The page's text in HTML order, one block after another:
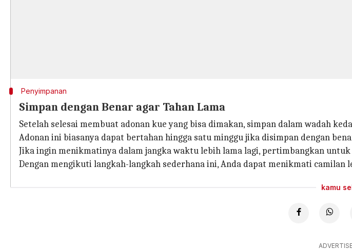
Penyimpanan
Simpan dengan Benar agar Tahan Lama
Setelah selesai membuat adonan kue yang bisa dimakan, simpan dalam wadah
Adonan ini biasanya dapat bertahan hingga satu minggu jika disimpan dengan
Jika ingin menikmatinya dalam jangka waktu lebih lama lagi, pertimbangkan
Dengan mengikuti langkah-langkah sederhana ini, Anda dapat menikmati camilan
kamu